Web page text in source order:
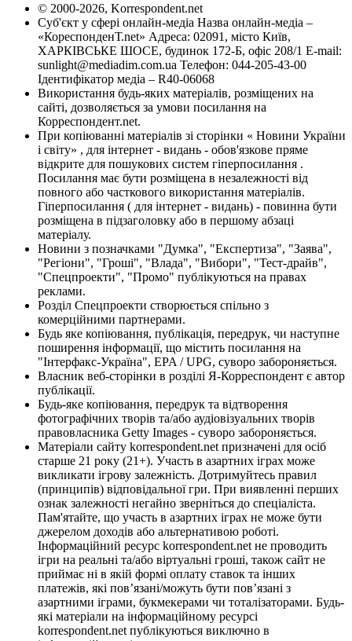
© 2000-2026, Korrespondent.net
Суб'єкт у сфері онлайн-медіа Назва онлайн-медіа –
«КореспонденТ.net» Адреса: 02091, місто Київ,
ХАРКІВСЬКЕ ШОСЕ, будинок 172-Б, офіс 208/1 E-mail:
sunlight@mediadim.com.ua Телефон: 044-205-43-00
Ідентифікатор медіа – R40-06068
Використання будь-яких матеріалів, розміщених на
сайті, дозволяється за умови посилання на
Корреспондент.net.
При копіюванні матеріалів зі сторінки « Новини України
і світу» , для інтернет - видань - обов'язкове пряме
відкрите для пошукових систем гіперпосилання .
Посилання має бути розміщена в незалежності від
повного або часткового використання матеріалів.
Гіперпосилання ( для інтернет - видань) - повинна бути
розміщена в підзаголовку або в першому абзаці
матеріалу.
Новини з позначками "Думка", "Експертиза", "Заява",
"Регіони", "Гроші", "Влада", "Вибори", "Тест-драйв",
"Спецпроекти", "Промо" публікуються на правах
реклами.
Розділ Спецпроекти створюється спільно з
комерційними партнерами.
Будь яке копіювання, публікація, передрук, чи наступне
поширення інформації, що містить посилання на
"Інтерфакс-Україна", EPA / UPG, суворо забороняється.
Власник веб-сторінки в розділі Я-Корреспондент є автор
публікації.
Будь-яке копіювання, передрук та відтворення
фотографічних творів та/або аудіовізуальних творів
правовласника Getty Images - суворо забороняється.
Матеріали сайту korrespondent.net призначені для осіб
старше 21 року (21+). Участь в азартних іграх може
викликати ігрову залежність. Дотримуйтесь правил
(принципів) відповідальної гри. При виявленні перших
ознак залежності негайно зверніться до спеціаліста.
Пам'ятайте, що участь в азартних іграх не може бути
джерелом доходів або альтернативою роботі.
Інформаційний ресурс korrespondent.net не проводить
ігри на реальні та/або віртуальні гроші, також сайт не
приймає ні в якій формі оплату ставок та інших
платежів, які пов’язані/можуть бути пов’язані з
азартними іграми, букмекерами чи тоталізаторами. Будь-
які матеріали на інформаційному ресурсі
korrespondent.net публікуються виключно в